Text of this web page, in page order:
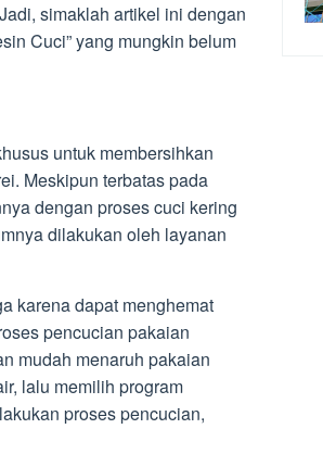
simaklah artikel ini dengan
Cuci” yang mungkin belum
untuk membersihkan
Meskipun terbatas pada
dengan proses cuci kering
dilakukan oleh layanan
karena dapat menghemat
pencucian pakaian
mudah menaruh pakaian
lalu memilih program
proses pencucian,